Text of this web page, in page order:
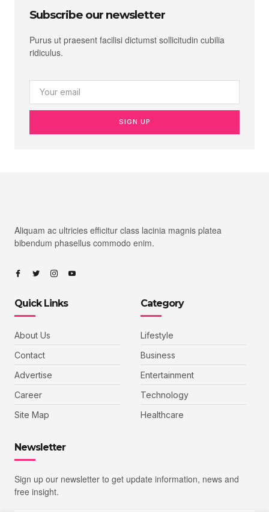
Subscribe our newsletter
Purus ut praesent facilisi dictumst sollicitudin cubilia
ridiculus.
SIGN UP
Aliquam ac ultricies efficitur class lacinia magnis platea
bibendum phasellus commodo enim.
Quick Links
About Us
Contact
Advertise
Career
Site Map
Category
Lifestyle
Business
Entertainment
Technology
Healthcare
Newsletter
Sign up our newsletter to get update information, news and
free insight.